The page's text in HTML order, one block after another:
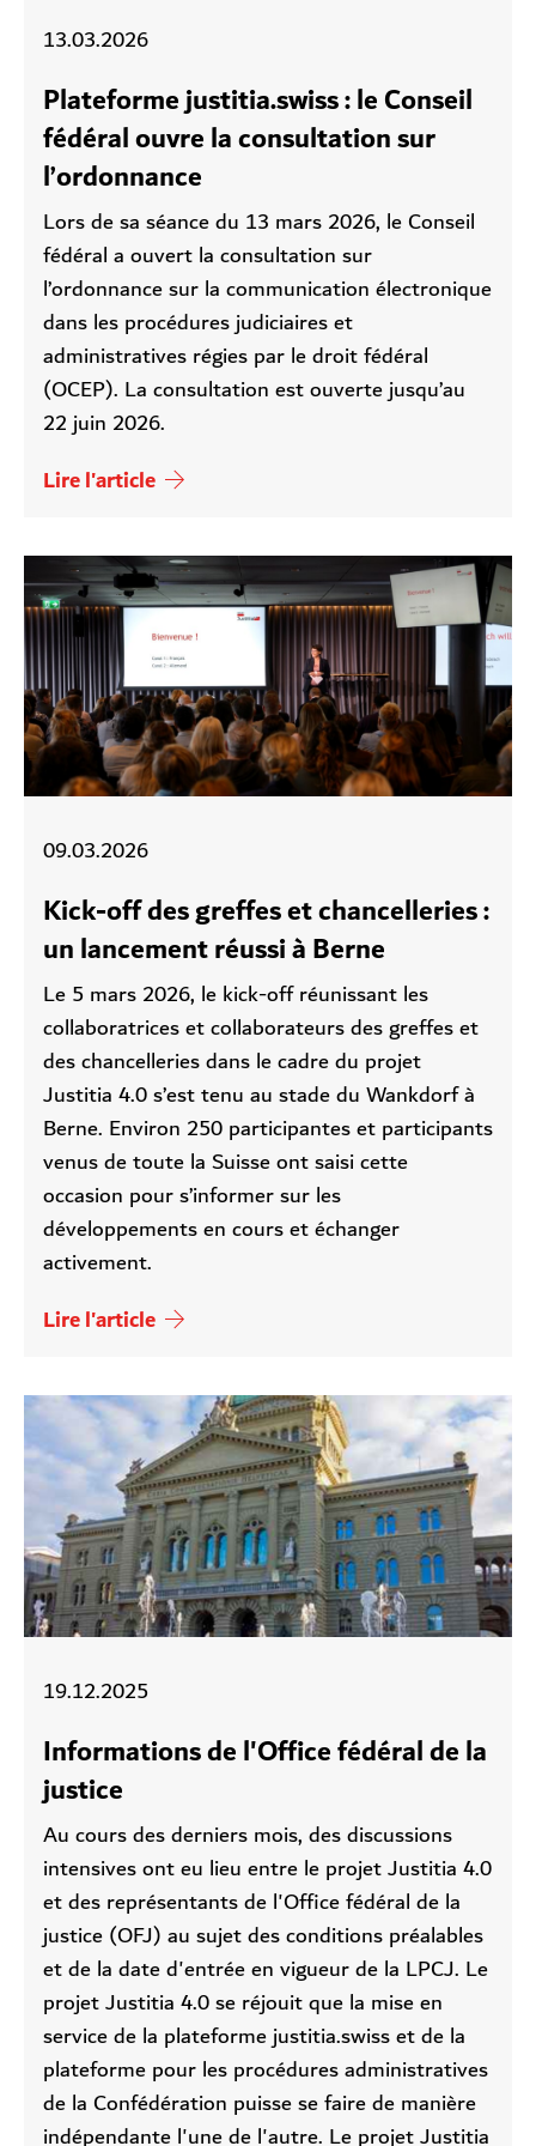
13.03.2026
Plateforme justitia.swiss : le Conseil
fédéral ouvre la consultation sur
l’ordonnance
Lors de sa séance du 13 mars 2026, le Conseil
fédéral a ouvert la consultation sur
l’ordonnance sur la communication électronique
dans les procédures judiciaires et
administratives régies par le droit fédéral
(OCEP). La consultation est ouverte jusqu’au
22 juin 2026.
Lire l'article
09.03.2026
Kick-off des greffes et chancelleries :
un lancement réussi à Berne
Le 5 mars 2026, le kick-off réunissant les
collaboratrices et collaborateurs des greffes et
des chancelleries dans le cadre du projet
Justitia 4.0 s’est tenu au stade du Wankdorf à
Berne. Environ 250 participantes et participants
venus de toute la Suisse ont saisi cette
occasion pour s’informer sur les
développements en cours et échanger
activement.
Lire l'article
19.12.2025
Informations de l'Office fédéral de la
justice
Au cours des derniers mois, des discussions
intensives ont eu lieu entre le projet Justitia 4.0
et des représentants de l'Office fédéral de la
justice (OFJ) au sujet des conditions préalables
et de la date d'entrée en vigueur de la LPCJ. Le
projet Justitia 4.0 se réjouit que la mise en
service de la plateforme justitia.swiss et de la
plateforme pour les procédures administratives
de la Confédération puisse se faire de manière
indépendante l'une de l'autre. Le projet Justitia